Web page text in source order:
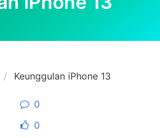
Keunggulan iPhone 13
0
0